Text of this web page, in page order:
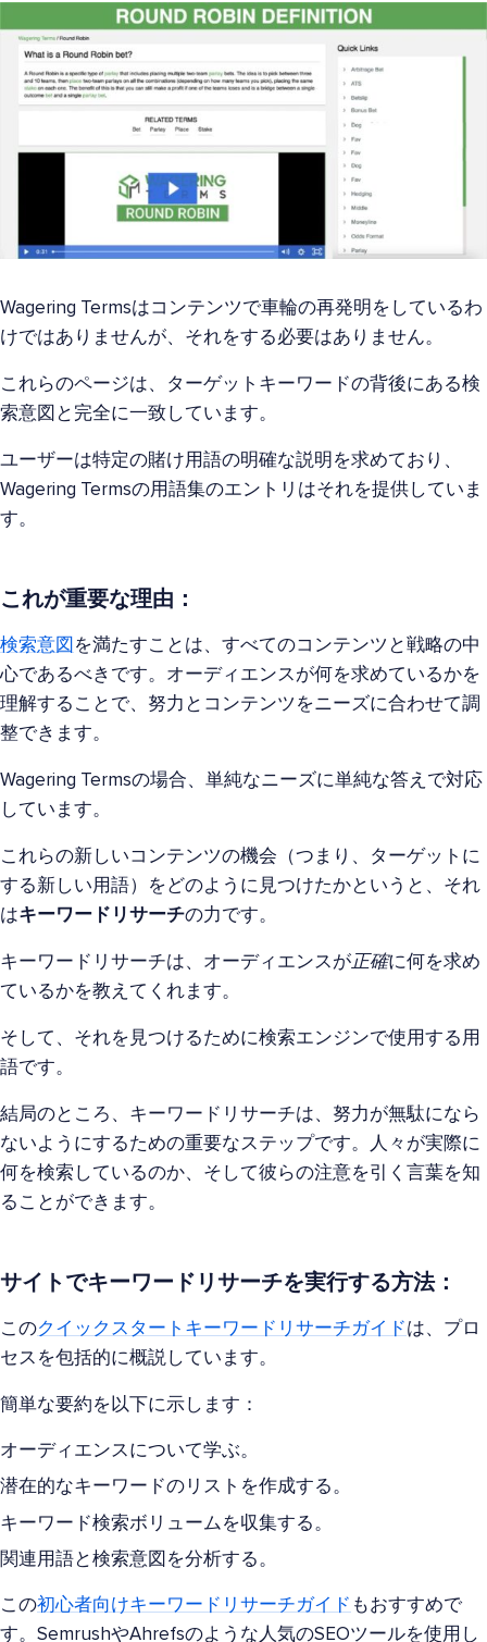
Wagering Termsはコンテンツで車輪の再発明をしているわ
けではありませんが、それをする必要はありません。
これらのページは、ターゲットキーワードの背後にある検
索意図と完全に一致しています。
ユーザーは特定の賭け用語の明確な説明を求めており、
Wagering Termsの用語集のエントリはそれを提供していま
す。
これが重要な理由：
検索意図 を満たすことは、すべてのコンテンツと戦略の中
心であるべきです。オーディエンスが何を求めているかを
理解することで、努力とコンテンツをニーズに合わせて調
整できます。
Wagering Termsの場合、単純なニーズに単純な答えで対応
しています。
これらの新しいコンテンツの機会（つまり、ターゲットに
する新しい用語）をどのように見つけたかというと、それ
はキーワードリサーチの力です。
キーワードリサーチは、オーディエンスが正確に何を求め
ているかを教えてくれます。
そして、それを見つけるために検索エンジンで使用する用
語です。
結局のところ、キーワードリサーチは、努力が無駄になら
ないようにするための重要なステップです。人々が実際に
何を検索しているのか、そして彼らの注意を引く言葉を知
ることができます。
サイトでキーワードリサーチを実行する方法：
このクイックスタートキーワードリサーチガイドは、プロ
セスを包括的に概説しています。
簡単な要約を以下に示します：
オーディエンスについて学ぶ。
潜在的なキーワードのリストを作成する。
キーワード検索ボリュームを収集する。
関連用語と検索意図を分析する。
この初心者向けキーワードリサーチガイド もおすすめで
す。SemrushやAhrefsのような人気のSEOツールを使用し